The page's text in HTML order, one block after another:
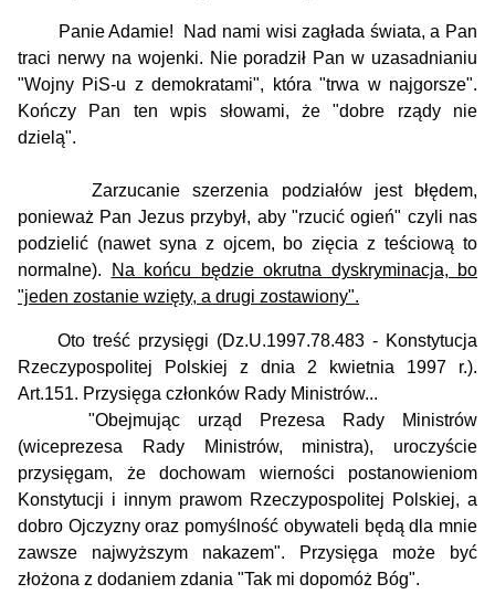
Panie Adamie! Nad nami wisi zagłada świata, a Pan
traci nerwy na wojenki. Nie poradził Pan w uzasadnianiu
"Wojny PiS-u z demokratami", która "trwa w najgorsze".
Kończy Pan ten wpis słowami, że "dobre rządy nie
dzielą".
Zarzucanie szerzenia podziałów jest błędem,
ponieważ Pan Jezus przybył, aby "rzucić ogień" czyli nas
podzielić (nawet syna z ojcem, bo zięcia z teściową to
normalne).
Na końcu będzie okrutna dyskryminacja, bo
"jeden zostanie wzięty, a drugi zostawiony".
Oto treść przysięgi (Dz.U.1997.78.483 - Konstytucja
Rzeczypospolitej Polskiej z dnia 2 kwietnia 1997 r.).
Art.151. Przysięga członków Rady Ministrów...
"Obejmując urząd Prezesa Rady Ministrów
(wiceprezesa Rady Ministrów, ministra), uroczyście
przysięgam, że dochowam wierności postanowieniom
Konstytucji i innym prawom Rzeczypospolitej Polskiej, a
dobro Ojczyzny oraz pomyślność obywateli będą dla mnie
zawsze najwyższym nakazem". Przysięga może być
złożona z dodaniem zdania "Tak mi dopomóż Bóg".